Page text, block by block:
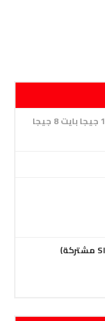
128 جيجا بايت 6 جيجا بايت رام ، 128 جيجا بايت 8 جيجا